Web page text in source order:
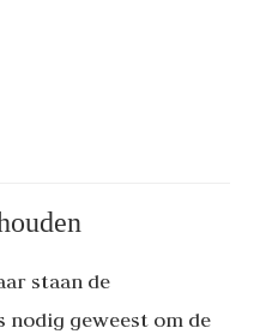
staan de
nodig geweest om de